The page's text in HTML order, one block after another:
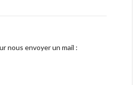
nous envoyer un mail :